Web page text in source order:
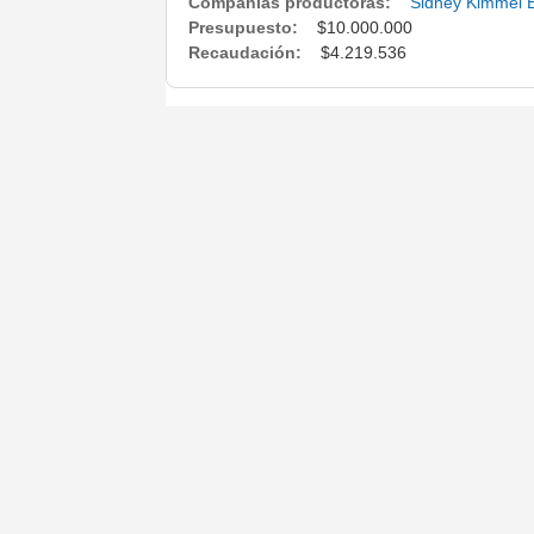
Presupuesto:
$10.000.000
Recaudación:
$4.219.536